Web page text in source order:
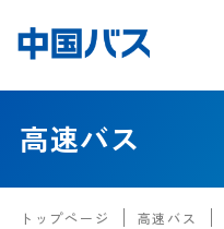
高速バス
トップページ 高速バス